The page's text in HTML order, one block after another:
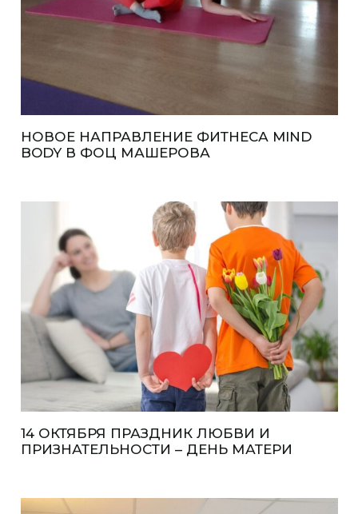
НОВОЕ НАПРАВЛЕНИЕ ФИТНЕСА MIND
BODY В ФОЦ МАШЕРОВА
14 ОКТЯБРЯ ПРАЗДНИК ЛЮБВИ И
ПРИЗНАТЕЛЬНОСТИ – ДЕНЬ МАТЕРИ